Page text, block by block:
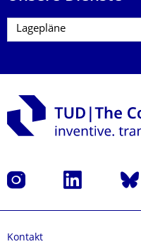
Instagram LinkedIn
Kontakt